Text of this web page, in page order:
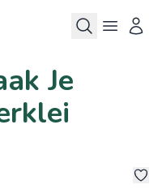
Je